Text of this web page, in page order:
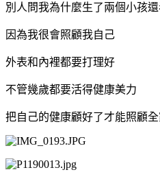
別人問我為什麼生了兩個小孩
因為我很會照顧我自己
外表和內裡都要打理好
不管幾歲都要活得健康美力
把自己的健康顧好了才能照顧全